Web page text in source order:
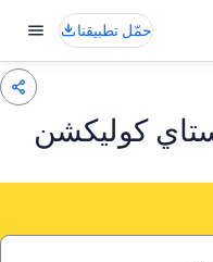
حمّل تطبيقنا
كوليكشن